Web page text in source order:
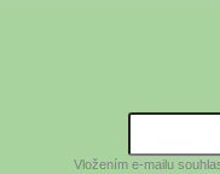
Vložením e-mailu